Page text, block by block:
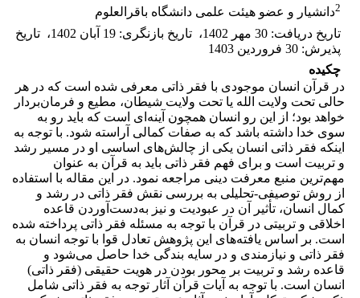
2دانشیار و عضو هیئت علمی دانشگاه باقرالعلوم
تاریخ دریافت: 30 مهر 1402 ، تاریخ بازنگری: 19 آبان 1402 ، تاریخ
پذیرش: 30 فروردین 1403
چکیده
در قرآن انسان موجودی با فقر ذاتی معرفی شده است که در هر
حالی تحت ولایت الله یا تحت ولایت شیطان، مطیع و فرمان‌بردار
خواهد بود؛ از این رو انسان همچون آینه‌ای است که باید رو به
سوی خدا داشته باشد که به صفات کمالی آراسته شود. با توجه به
اینکه فقر ذاتی انسان یکی از چالش‌های اساسی او در مسیر رشد
و تربیت است و برای فهم فقر ذاتی باید به قرآن به عنوان
مهم‌ترین منبع معرفت دینی مراجعه نمود. در این مقاله با استفاده
از روش توصیفی-تحلیلی به بررسی نقش فقر ذاتی در رشد و
کمال انسان، تأثیر آن در عبودیت و نیز به‌دست‌آوردن قاعده
اخلاقی و تربیتی در قرآن با توجه به مسئله فقر ذاتی پرداخته شده
است. بر اساس یافته‌های این پژوهش تعادل قوا با توجه انسان به
فقر ذاتی و نیازمندی و در سایه بندگی خدا حاصل می‌شود و
قاعده رشد و تربیت بر محور بودن در هویت حقیقی (فقر ذاتی)
انسان است. با توجه به آیات قرآن آثار توجه به فقر ذاتی شامل